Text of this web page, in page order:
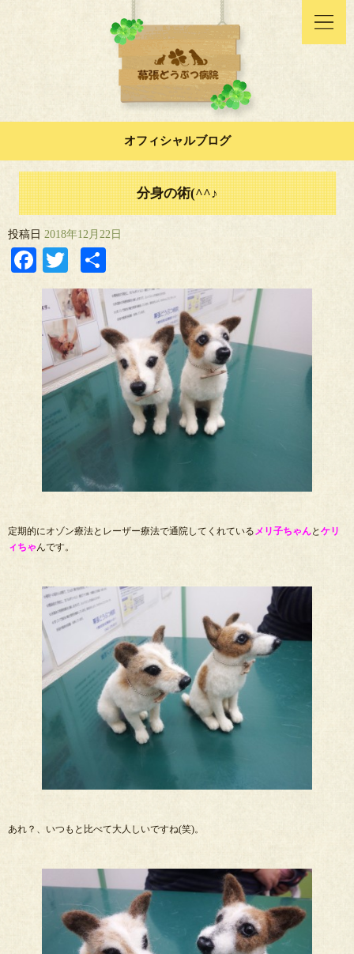
オフィシャルブログ
分身の術(^^♪
投稿日 2018年12月22日
Facebook
Twitter
有
定期的にオゾン療法とレーザー療法で通院してくれているメリ子ちゃんと ケリ
ィちゃんです。
あれ？、いつもと比べて大人しいですね(笑)。